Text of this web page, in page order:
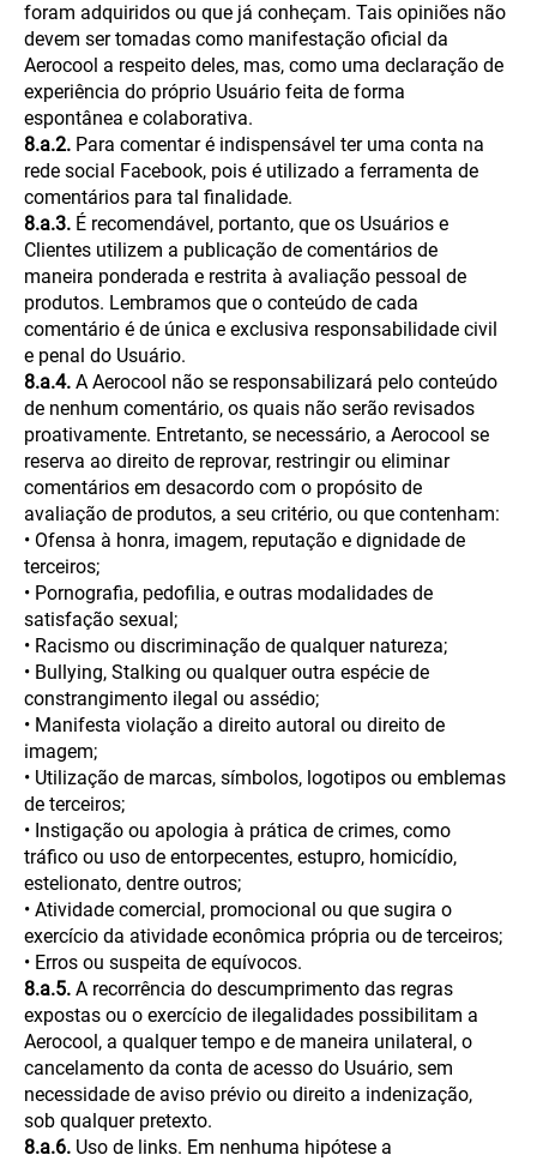
foram adquiridos ou que já conheçam. Tais opiniões não
devem ser tomadas como manifestação oficial da
Aerocool a respeito deles, mas, como uma declaração de
experiência do próprio Usuário feita de forma
espontânea e colaborativa.
8.a.2. Para comentar é indispensável ter uma conta na
rede social Facebook, pois é utilizado a ferramenta de
comentários para tal finalidade.
8.a.3. É recomendável, portanto, que os Usuários e
Clientes utilizem a publicação de comentários de
maneira ponderada e restrita à avaliação pessoal de
produtos. Lembramos que o conteúdo de cada
comentário é de única e exclusiva responsabilidade civil
e penal do Usuário.
8.a.4. A Aerocool não se responsabilizará pelo conteúdo
de nenhum comentário, os quais não serão revisados
proativamente. Entretanto, se necessário, a Aerocool se
reserva ao direito de reprovar, restringir ou eliminar
comentários em desacordo com o propósito de
avaliação de produtos, a seu critério, ou que contenham:
• Ofensa à honra, imagem, reputação e dignidade de
terceiros;
• Pornografia, pedofilia, e outras modalidades de
satisfação sexual;
• Racismo ou discriminação de qualquer natureza;
• Bullying, Stalking ou qualquer outra espécie de
constrangimento ilegal ou assédio;
• Manifesta violação a direito autoral ou direito de
imagem;
• Utilização de marcas, símbolos, logotipos ou emblemas
de terceiros;
• Instigação ou apologia à prática de crimes, como
tráfico ou uso de entorpecentes, estupro, homicídio,
estelionato, dentre outros;
• Atividade comercial, promocional ou que sugira o
exercício da atividade econômica própria ou de terceiros;
• Erros ou suspeita de equívocos.
8.a.5. A recorrência do descumprimento das regras
expostas ou o exercício de ilegalidades possibilitam a
Aerocool, a qualquer tempo e de maneira unilateral, o
cancelamento da conta de acesso do Usuário, sem
necessidade de aviso prévio ou direito a indenização,
sob qualquer pretexto.
8.a.6. Uso de links. Em nenhuma hipótese a